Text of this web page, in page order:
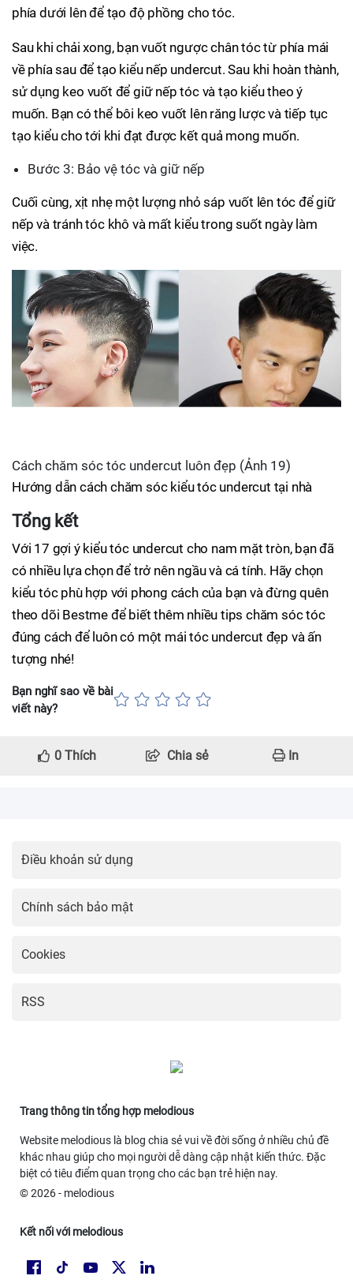
phía dưới lên để tạo độ phồng cho tóc.
Sau khi chải xong, bạn vuốt ngược chân tóc từ phía mái
về phía sau để tạo kiểu nếp undercut. Sau khi hoàn thành,
sử dụng keo vuốt để giữ nếp tóc và tạo kiểu theo ý
muốn. Bạn có thể bôi keo vuốt lên răng lược và tiếp tục
tạo kiểu cho tới khi đạt được kết quả mong muốn.
Bước 3: Bảo vệ tóc và giữ nếp
Cuối cùng, xịt nhẹ một lượng nhỏ sáp vuốt lên tóc để giữ
nếp và tránh tóc khô và mất kiểu trong suốt ngày làm
việc.
Cách chăm sóc tóc undercut luôn đẹp (Ảnh 19)
Hướng dẫn cách chăm sóc kiểu tóc undercut tại nhà
Tổng kết
Với 17 gợi ý kiểu tóc undercut cho nam mặt tròn, bạn đã
có nhiều lựa chọn để trở nên ngầu và cá tính. Hãy chọn
kiểu tóc phù hợp với phong cách của bạn và đừng quên
theo dõi Bestme để biết thêm nhiều tips chăm sóc tóc
đúng cách để luôn có một mái tóc undercut đẹp và ấn
tượng nhé!
Bạn nghĩ sao về bài
viết này?
0 Thích Chia sẻ In
Điều khoản sử dụng
Chính sách bảo mật
Cookies
RSS
Trang thông tin tổng hợp melodious
Website melodious là blog chia sẻ vui về đời sống ở nhiều chủ đề
khác nhau giúp cho mọi người dễ dàng cập nhật kiến thức. Đặc
biệt có tiêu điểm quan trọng cho các bạn trẻ hiện nay.
© 2026 - melodious
Kết nối với melodious